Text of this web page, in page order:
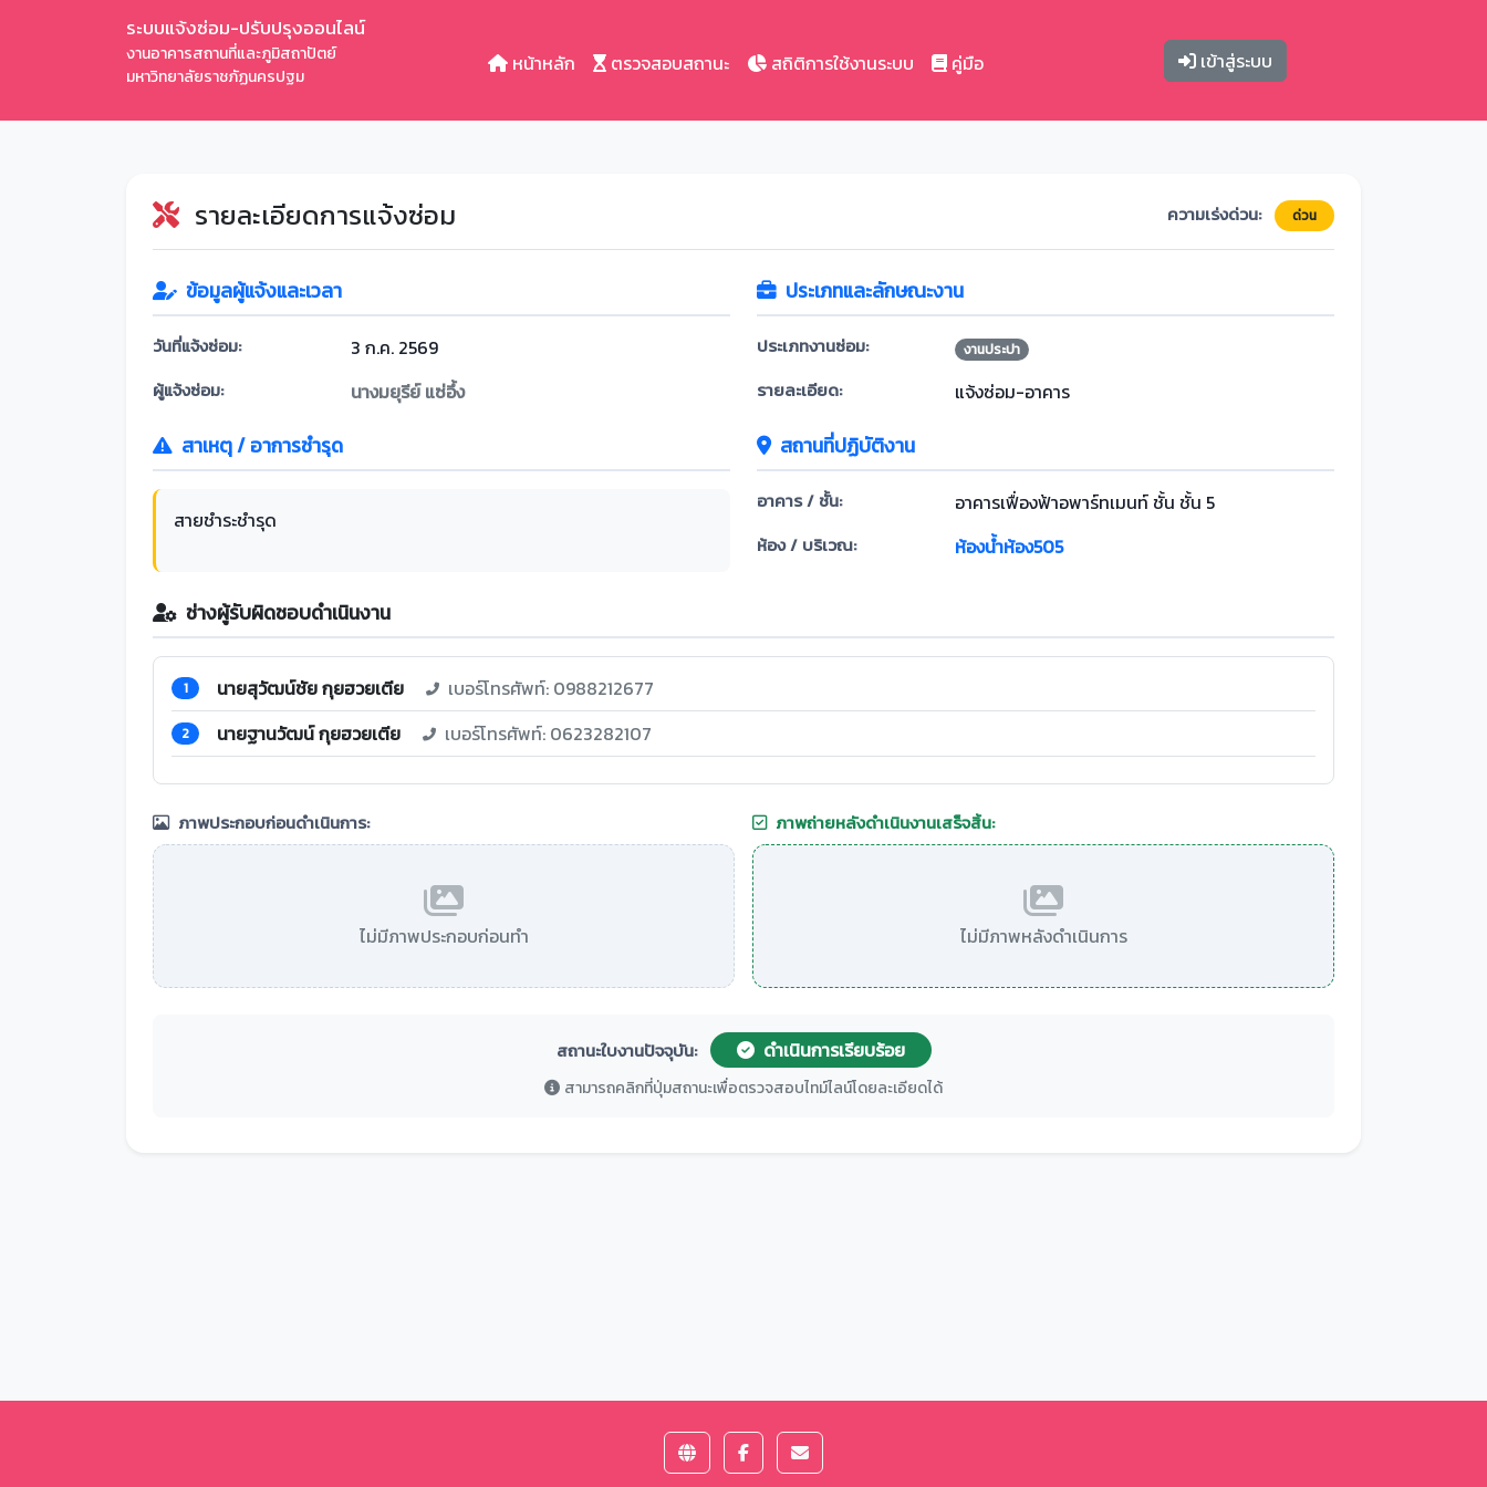
ระบบแจ้งซ่อม-ปรับปรุงออนไลน์
งานอาคารสถานที่และภูมิสถาปัตย์
มหาวิทยาลัยราชภัฏนครปฐม
หน้าหลัก ตรวจสอบสถานะ สถิติการใช้งานระบบ คู่มือ เข้าสู่ระบบ
รายละเอียดการแจ้งซ่อม ความเร่งด่วน: ด่วน
ข้อมูลผู้แจ้งและเวลา
วันที่แจ้งซ่อม: 3 ก.ค. 2569
ผู้แจ้งซ่อม: นางมยุรีย์ แซ่อึ้ง
ประเภทและลักษณะงาน
ประเภทงานซ่อม: งานประปา
รายละเอียด: แจ้งซ่อม-อาคาร
สาเหตุ / อาการชำรุด
สายชำระชำรุด
สถานที่ปฏิบัติงาน
อาคาร / ชั้น: อาคารเฟื่องฟ้าอพาร์ทเมนท์ ชั้น ชั้น 5
ห้อง / บริเวณ: ห้องน้ำห้อง505
ช่างผู้รับผิดชอบดำเนินงาน
1 นายสุวัฒน์ชัย กุยฮวยเตีย เบอร์โทรศัพท์: 0988212677
2 นายฐานวัฒน์ กุยฮวยเตีย เบอร์โทรศัพท์: 0623282107
ภาพประกอบก่อนดำเนินการ:
ไม่มีภาพประกอบก่อนทำ
ภาพถ่ายหลังดำเนินงานเสร็จสิ้น:
ไม่มีภาพหลังดำเนินการ
สถานะใบงานปัจจุบัน: ดำเนินการเรียบร้อย
สามารถคลิกที่ปุ่มสถานะเพื่อตรวจสอบไทม์ไลน์โดยละเอียดได้